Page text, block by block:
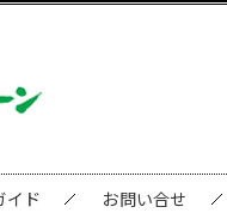
イド お問い合せ